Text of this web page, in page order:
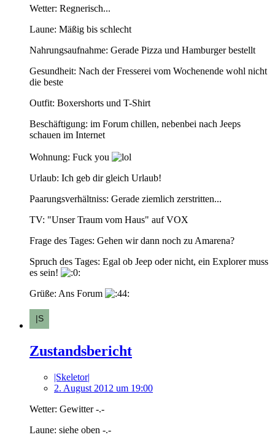
Wetter: Regnerisch...
Laune: Mäßig bis schlecht
Nahrungsaufnahme: Gerade Pizza und Hamburger bestellt
Gesundheit: Nach der Fresserei vom Wochenende wohl nicht
die beste
Outfit: Boxershorts und T-Shirt
Beschäftigung: im Forum chillen, nebenbei nach Jeeps
schauen im Internet
Wohnung: Fuck you
Urlaub: Ich geb dir gleich Urlaub!
Paarungsverhältniss: Gerade ziemlich zerstritten...
TV: "Unser Traum vom Haus" auf VOX
Frage des Tages: Gehen wir dann noch zu Amarena?
Spruch des Tages: Egal ob Jeep oder nicht, ein Explorer muss
es sein!
Grüße: Ans Forum
Zustandsbericht
|Skeletor|
2. August 2012 um 19:00
Wetter: Gewitter -.-
Laune: siehe oben -.-